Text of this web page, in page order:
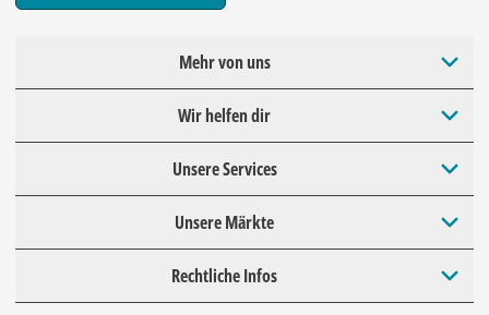
Mehr von uns
Wir helfen dir
Unsere Services
Unsere Märkte
Rechtliche Infos